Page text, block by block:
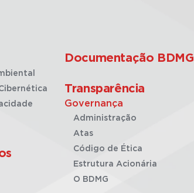
Documentação BDMG
Transparência
Governança
Administração
Atas
Código de Ética
Estrutura Acionária
O BDMG